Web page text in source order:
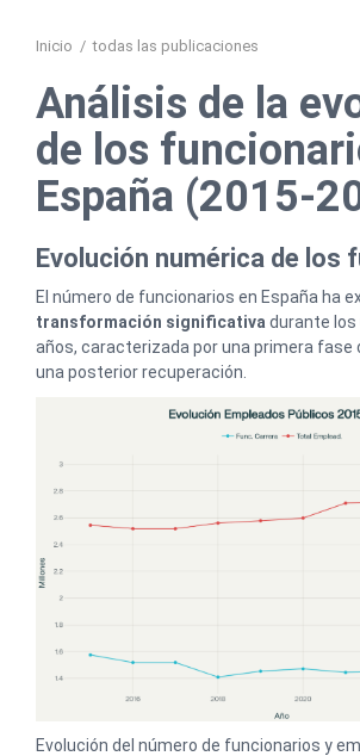
Inicio / todas las publicaciones
Análisis de la
de los
España (2015-
Evolución numérica de los
El número de funcionarios en España ha
transformación significativa durante
años, caracterizada por una primera fase
una posterior recuperación.
Evolución del número de funcionarios y